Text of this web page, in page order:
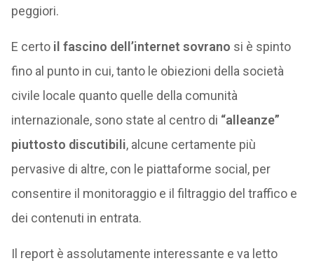
peggiori.
E certoil fascino dell’internet sovrano si è spinto
fino al punto in cui, tanto le obiezioni della società
civile locale quanto quelle della comunità
internazionale, sono state al centro di “alleanze”
piuttosto discutibili, alcune certamente più
pervasive di altre, con le piattaforme social, per
consentire il monitoraggio e il filtraggio del traffico e
dei contenuti in entrata.
Il report è assolutamente interessante e va letto